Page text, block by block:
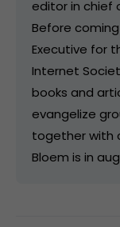
editor in chief
Before
Executive for
Internet
books and
evangelize
together with
Bloem is in